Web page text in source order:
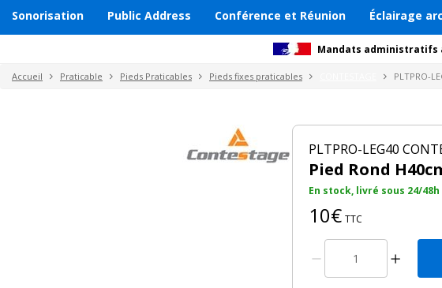
Sonorisation Public Address Conférence et Réunion Éclairage
Mandats administratifs
Accueil Praticable Pieds Praticables Pieds fixes praticables PLTPRO-
PLTPRO-LEG40
Pied Rond
En stock, livré sous 24/48h
10€ TTC